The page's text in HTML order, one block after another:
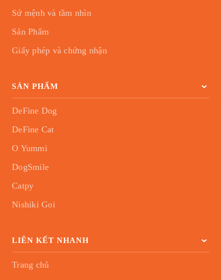
Sứ mệnh và tầm nhìn
Sản Phẩm
Giấy phép và chứng nhận
SẢN PHẨM
DeFine Dog
DeFine Cat
O Yummi
DogSmile
Catpy
Nishiki Goi
LIÊN KẾT NHANH
Trang chủ